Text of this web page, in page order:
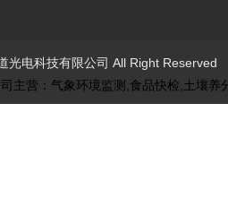
光电科技有限公司 All Right
主营：气象环境监测,食品快检,土壤养